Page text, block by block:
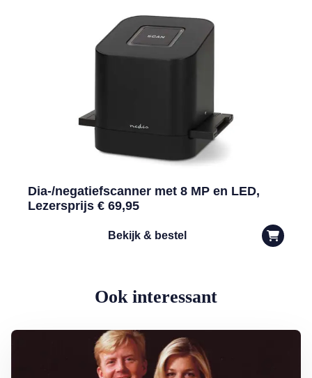
Dia-/negatiefscanner met 8 MP en LED,
Lezersprijs € 69,95
Bekijk & bestel
Ook interessant
Lees meer over Hoe Máxima met één zin heel Nederland inpakte…